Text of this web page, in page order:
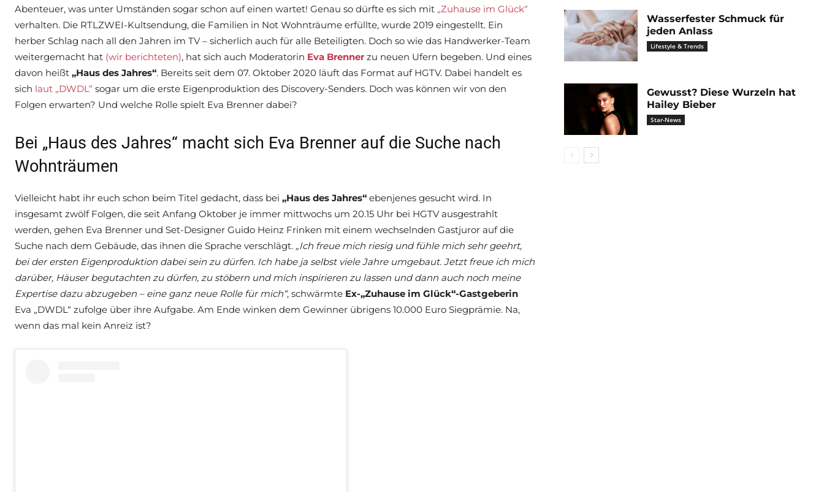
Abenteuer, was unter Umständen sogar schon auf einen wartet! Genau so dürfte es sich mit „Zuhause im Glück“
verhalten. Die RTLZWEI-Kultsendung, die Familien in Not Wohnträume erfüllte, wurde 2019 eingestellt. Ein
herber Schlag nach all den Jahren im TV – sicherlich auch für alle Beteiligten. Doch so wie das Handwerker-Team
weitergemacht hat (wir berichteten), hat sich auch Moderatorin Eva Brenner zu neuen Ufern begeben. Und eines
davon heißt „Haus des Jahres“. Bereits seit dem 07. Oktober 2020 läuft das Format auf HGTV. Dabei handelt es
sich laut „DWDL“ sogar um die erste Eigenproduktion des Discovery-Senders. Doch was können wir von den
Folgen erwarten? Und welche Rolle spielt Eva Brenner dabei?
Bei „Haus des Jahres“ macht sich Eva Brenner auf die Suche nach
Wohnträumen
Vielleicht habt ihr euch schon beim Titel gedacht, dass bei „Haus des Jahres“ ebenjenes gesucht wird. In
insgesamt zwölf Folgen, die seit Anfang Oktober je immer mittwochs um 20.15 Uhr bei HGTV ausgestrahlt
werden, gehen Eva Brenner und Set-Designer Guido Heinz Frinken mit einem wechselnden Gastjuror auf die
Suche nach dem Gebäude, das ihnen die Sprache verschlägt. „Ich freue mich riesig und fühle mich sehr geehrt,
bei der ersten Eigenproduktion dabei sein zu dürfen. Ich habe ja selbst viele Jahre umgebaut. Jetzt freue ich mich
darüber, Häuser begutachten zu dürfen, zu stöbern und mich inspirieren zu lassen und dann auch noch meine
Expertise dazu abzugeben – eine ganz neue Rolle für mich“, schwärmte Ex-„Zuhause im Glück“-Gastgeberin
Eva „DWDL“ zufolge über ihre Aufgabe. Am Ende winken dem Gewinner übrigens 10.000 Euro Siegprämie. Na,
wenn das mal kein Anreiz ist?
Wasserfester Schmuck für
jeden Anlass
Lifestyle & Trends
Gewusst? Diese Wurzeln hat
Hailey Bieber
Star-News